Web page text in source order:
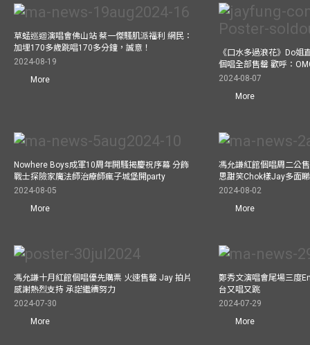
草蜢巡迴演唱會佛山站 蔡一傑騷肌派福利 網民：
加埋170多歲跳唱170多分鐘，誠意！
2024-08-19
More
《口水多過浪花》Do姐
個唱全部售罄 歡呼：
2024-08-07
More
Nowhere Boys成軍10周年開騷揭慶祝序幕 分飾
戰士探險家魔法師治療師瘋子城堡開party
2024-08-05
More
馮允謙紅館個唱周二公
思甜笑Chok樣Jay多面睇
2024-08-02
More
馮允謙十月紅館個唱優先購票 火速售罄 Jay 拍片
感謝熱烈支持 承諾繼續努力
2024-07-30
More
鄭秀文演唱會尾場三度
台又唱又跳
2024-07-29
More